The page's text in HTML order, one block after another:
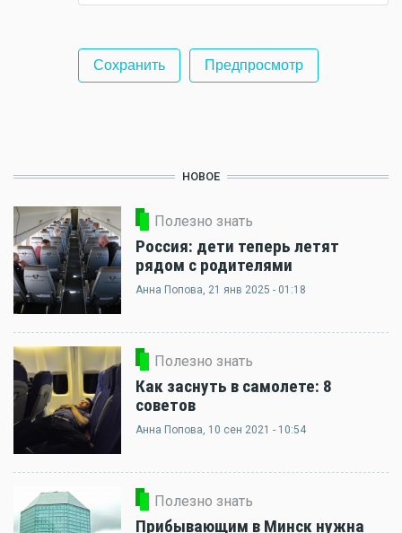
НОВОЕ
Полезно знать
Россия: дети теперь летят
рядом с родителями
Анна Попова, 21 янв 2025 - 01:18
Полезно знать
Как заснуть в самолете: 8
советов
Анна Попова, 10 сен 2021 - 10:54
Полезно знать
Прибывающим в Минск нужна